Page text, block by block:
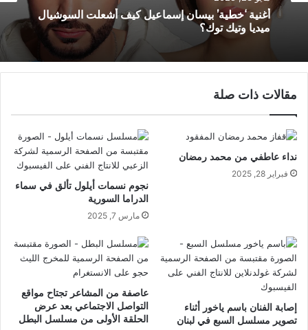
أغنية ‘خطية’ بيسان إسماعيل كيف أشعلت السوشيال
ميديا وتيك توك؟
مقالات ذات صلة
نداء عاطفي من محمد رمضان
فبراير 28, 2025
نجوم نسمات أيلول تألق في سماء
الدراما السورية
مارس 7, 2025
إصابة الفنان باسم ياخور أثناء
تصوير مسلسل السبع في لبنان
عاصفة من المشاعر تجتاح مواقع
التواصل الاجتماعي بعد عرض
الحلقة الأولى من مسلسل البطل